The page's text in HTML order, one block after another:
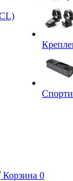
Корзина 0